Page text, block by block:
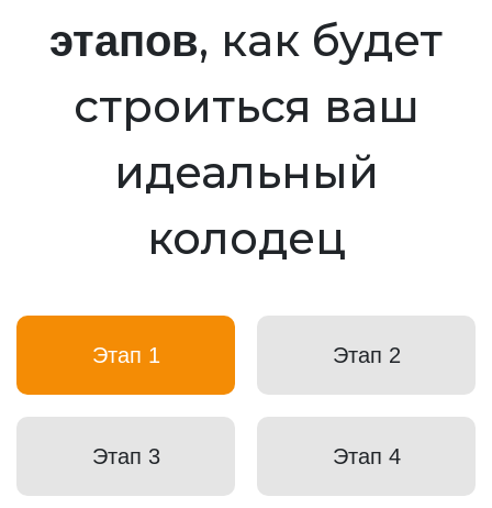
этапов, как будет
строиться ваш
идеальный
колодец
Этап 1 Этап 2
Этап 3 Этап 4